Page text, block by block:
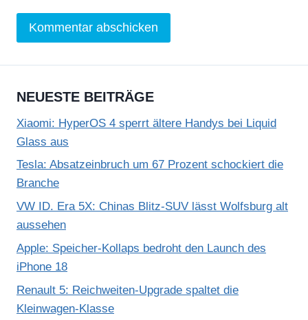
NEUESTE BEITRÄGE
Xiaomi: HyperOS 4 sperrt ältere Handys bei Liquid
Glass aus
Tesla: Absatzeinbruch um 67 Prozent schockiert die
Branche
VW ID. Era 5X: Chinas Blitz-SUV lässt Wolfsburg alt
aussehen
Apple: Speicher-Kollaps bedroht den Launch des
iPhone 18
Renault 5: Reichweiten-Upgrade spaltet die
Kleinwagen-Klasse